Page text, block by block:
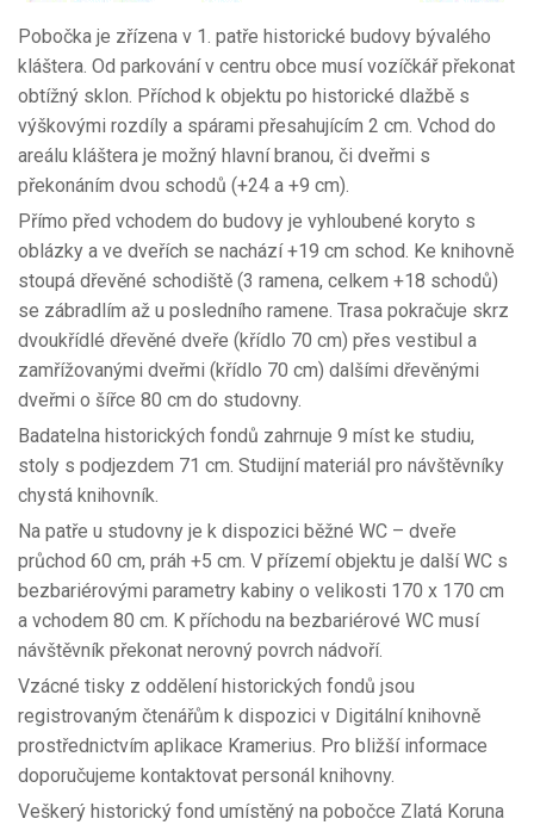
Pobočka je zřízena v 1. patře historické budovy bývalého
kláštera. Od parkování v centru obce musí vozíčkář překonat
obtížný sklon. Příchod k objektu po historické dlažbě s
výškovými rozdíly a spárami přesahujícím 2 cm. Vchod do
areálu kláštera je možný hlavní branou, či dveřmi s
překonáním dvou schodů (+24 a +9 cm).
Přímo před vchodem do budovy je vyhloubené koryto s
oblázky a ve dveřích se nachází +19 cm schod. Ke knihovně
stoupá dřevěné schodiště (3 ramena, celkem +18 schodů)
se zábradlím až u posledního ramene. Trasa pokračuje skrz
dvoukřídlé dřevěné dveře (křídlo 70 cm) přes vestibul a
zamřížovanými dveřmi (křídlo 70 cm) dalšími dřevěnými
dveřmi o šířce 80 cm do studovny.
Badatelna historických fondů zahrnuje 9 míst ke studiu,
stoly s podjezdem 71 cm. Studijní materiál pro návštěvníky
chystá knihovník.
Na patře u studovny je k dispozici běžné WC – dveře
průchod 60 cm, práh +5 cm. V přízemí objektu je další WC s
bezbariérovými parametry kabiny o velikosti 170 x 170 cm
a vchodem 80 cm. K příchodu na bezbariérové WC musí
návštěvník překonat nerovný povrch nádvoří.
Vzácné tisky z oddělení historických fondů jsou
registrovaným čtenářům k dispozici v Digitální knihovně
prostřednictvím aplikace Kramerius. Pro bližší informace
doporučujeme kontaktovat personál knihovny.
Veškerý historický fond umístěný na pobočce Zlatá Koruna